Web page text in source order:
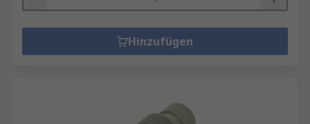
Hinzufügen